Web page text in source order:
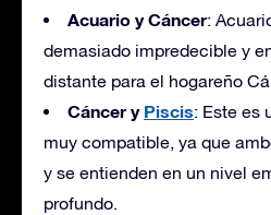
Acuario y Cáncer:
demasiado impredecible y
distante para el hogareño
Cáncer y Piscis: Este es
muy compatible, ya que
y se entienden en un nivel
profundo.